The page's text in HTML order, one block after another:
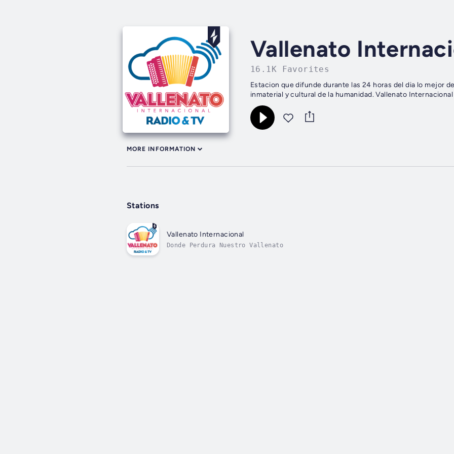
Vallenato
16.1K Favorites
Estacion que difunde durante las 24 horas del dia lo mejor
inmaterial y cultural de la humanidad. Vallenato
MORE INFORMATION
Stations
Vallenato Internacional
Donde Perdura Nuestro Vallenato